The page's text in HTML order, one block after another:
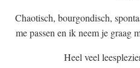
Chaotisch, bourgondisch,
me passen en ik neem je graag
Heel veel